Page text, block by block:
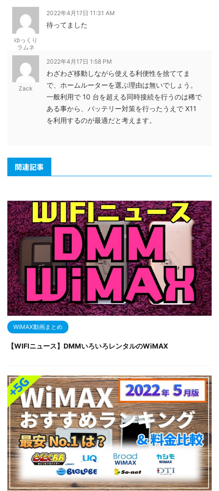
ゆっくり
ラムネ
2022年4月17日 11:31 AM
待ってました
Zack
2022年4月17日 1:58 PM
わざわざ移動しながら使える利便性を捨ててま
で、ホームルーターを選ぶ理由は無いでしょう。
一般利用で 10 台を超える同時接続を行うのは稀で
ある事から、バッテリー対策を行ったうえで X11
を利用するのが最適だと考えます。
関連記事
WiMAX動画まとめ
【WIFIニュース】DMMいろいろレンタルのWiMAX